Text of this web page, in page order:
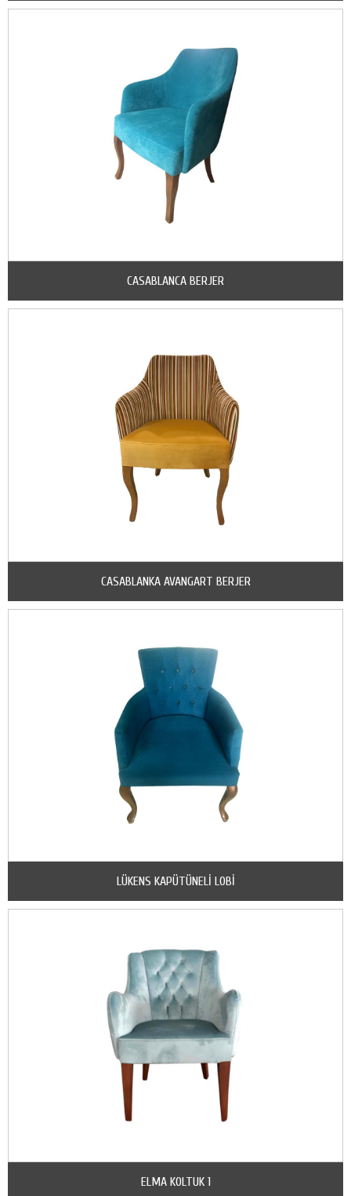
CASABLANCA BERJER
CASABLANKA AVANGART BERJER
LÜKENS KAPÜTÜNELİ LOBİ
ELMA KOLTUK 1